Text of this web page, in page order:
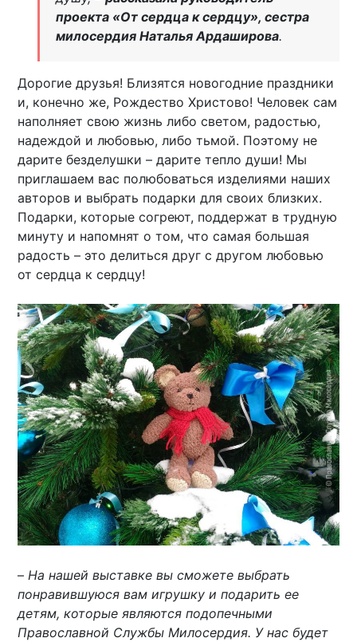
проекта «От сердца к сердцу», сестра
милосердия Наталья Ардаширова.
Дорогие друзья! Близятся новогодние праздники
и, конечно же, Рождество Христово! Человек сам
наполняет свою жизнь либо светом, радостью,
надеждой и любовью, либо тьмой. Поэтому не
дарите безделушки – дарите тепло души! Мы
приглашаем вас полюбоваться изделиями наших
авторов и выбрать подарки для своих близких.
Подарки, которые согреют, поддержат в трудную
минуту и напомнят о том, что самая большая
радость – это делиться друг с другом любовью
от сердца к сердцу!
– На нашей выставке вы сможете выбрать
понравившуюся вам игрушку и подарить ее
детям, которые являются подопечными
Православной Службы Милосердия. У нас будет